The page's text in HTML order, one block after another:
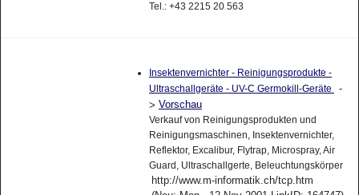
Tel.: +43 2215 20 563
Insektenvernichter - Reinigungsprodukte -
Ultraschallgeräte - UV-C Germokill-Geräte
-
> Vorschau
Verkauf von Reinigungsprodukten und
Reinigungsmaschinen, Insektenvernichter,
Reflektor, Excalibur, Flytrap, Microspray, Air
Guard, Ultraschallgerte, Beleuchtungskörper
http://www.m-informatik.ch/tcp.htm